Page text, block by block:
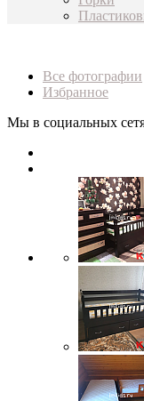
Все фотографии
Избранное
Мы в социальных